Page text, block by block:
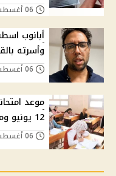
أبانوب
وأسرته بالقتل
12 يونيو ومسارات الدراسة والمواد المقررة